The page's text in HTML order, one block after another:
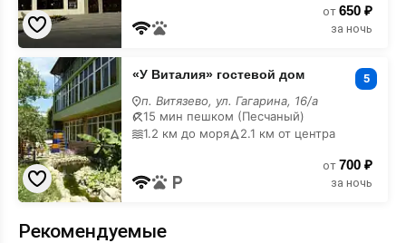
от 650 ₽
за ночь
«У
Виталия»
гостевой
дом
на
карте
«У Виталия» гостевой дом 5
п. Витязево, ул. Гагарина, 16/а
15 мин пешком (Песчаный)
1.2 км до моря
2.1 км от центра
от 700 ₽
за ночь
Рекомендуемые